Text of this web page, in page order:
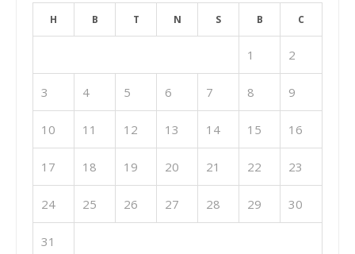
H B T N S B C
1 2
3 4 5 6 7 8 9
10 11 12 13 14 15 16
17 18 19 20 21 22 23
24 25 26 27 28 29 30
31